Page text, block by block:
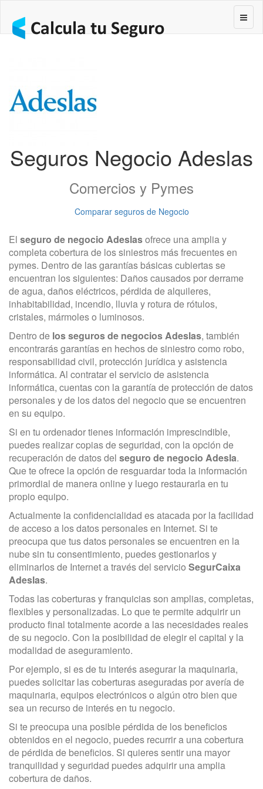
Seguros Negocio Adeslas
Comercios y Pymes
Comparar seguros de Negocio
El seguro de negocio Adeslasofrece una amplia y
completa cobertura de los siniestros más frecuentes en
pymes. Dentro de las garantías básicas cubiertas se
encuentran los siguientes: Daños causados por derrame
de agua, daños eléctricos, pérdida de alquileres,
inhabitabilidad, incendio, lluvia y rotura de rótulos,
cristales, mármoles o luminosos.
Dentro de los seguros de negocios Adeslas, también
encontrarás garantías en hechos de siniestro como robo,
responsabilidad civil, protección jurídica y asistencia
informática. Al contratar el servicio de asistencia
informática, cuentas con la garantía de protección de datos
personales y de los datos del negocio que se encuentren
en su equipo.
Si en tu ordenador tienes información imprescindible,
puedes realizar copias de seguridad, con la opción de
recuperación de datos del seguro de negocio Adesla.
Que te ofrece la opción de resguardar toda la información
primordial de manera online y luego restaurarla en tu
propio equipo.
Actualmente la confidencialidad es atacada por la facilidad
de acceso a los datos personales en Internet. Si te
preocupa que tus datos personales se encuentren en la
nube sin tu consentimiento, puedes gestionarlos y
eliminarlos de Internet a través del servicio SegurCaixa
Adeslas.
Todas las coberturas y franquicias son amplias, completas,
flexibles y personalizadas. Lo que te permite adquirir un
producto final totalmente acorde a las necesidades reales
de su negocio. Con la posibilidad de elegir el capital y la
modalidad de aseguramiento.
Por ejemplo, si es de tu interés asegurar la maquinaria,
puedes solicitar las coberturas aseguradas por avería de
maquinaria, equipos electrónicos o algún otro bien que
sea un recurso de interés en tu negocio.
Si te preocupa una posible pérdida de los beneficios
obtenidos en el negocio, puedes recurrir a una cobertura
de pérdida de beneficios. Si quieres sentir una mayor
tranquilidad y seguridad puedes adquirir una amplia
cobertura de daños.